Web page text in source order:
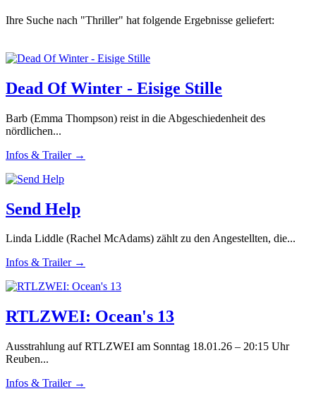
Ihre Suche nach "Thriller" hat folgende Ergebnisse geliefert:
Dead Of Winter - Eisige Stille
Barb (Emma Thompson) reist in die Abgeschiedenheit des
nördlichen...
Infos & Trailer →
Send Help
Linda Liddle (Rachel McAdams) zählt zu den Angestellten, die...
Infos & Trailer →
RTLZWEI: Ocean's 13
Ausstrahlung auf RTLZWEI am Sonntag 18.01.26 – 20:15 Uhr
Reuben...
Infos & Trailer →